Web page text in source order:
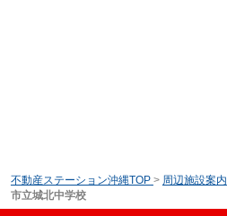
不動産ステーション沖縄TOP > 周辺施設案内
市立城北中学校